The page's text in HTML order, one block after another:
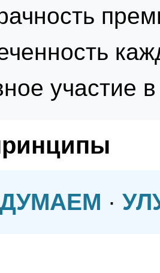
участие
ДУМАЕМ ·